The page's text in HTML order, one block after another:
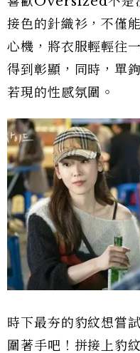
接色的針織衫，不僅
心機，將衣服輕輕往
得到彰顯，同時，單
若現的性感氛圍。
時下最夯的豹紋想嘗
圍著手吧！拼接上豹